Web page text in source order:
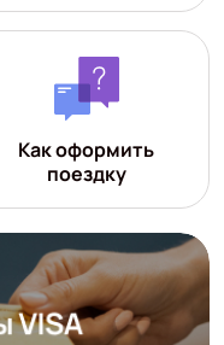
Как оформить
поездку